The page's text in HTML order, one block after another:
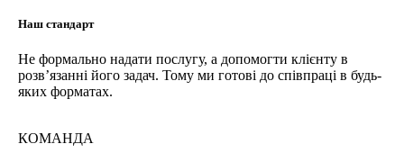
Наш стандарт
Не формально надати послугу, а допомогти клієнту в
розв’язанні його задач. Тому ми готові до співпраці в будь-
яких форматах.
КОМАНДА